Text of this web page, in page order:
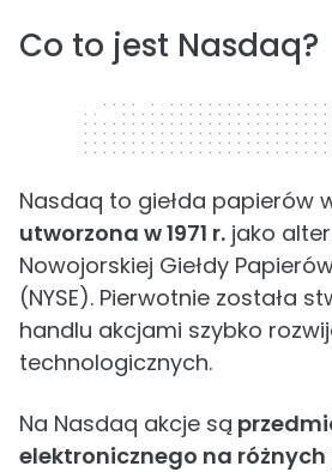
Co to jest Nasdaq?
320 x 50
Nasdaq to giełda papierów
utworzona w 1971 r. jako
Nowojorskiej Giełdy
(NYSE). Pierwotnie została
handlu akcjami szybko
technologicznych.
Na Nasdaq akcje są
elektronicznego na